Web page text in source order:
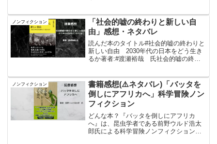
最強の除霊師となる 1posted with ...
ノンフィクション
「社会的嘘の終わりと新しい自
由」感想・ネタバレ
読んだ本のタイトル#社会的嘘の終わりと
新しい自由 2030年代の日本をどう生き
るか著者:#渡瀬裕哉 氏社会的嘘の終わ
ばる舎 2023年04月21日頃...
ノンフィクション
書籍感想(⚠️ネタバレ)「バッタを
倒しにアフリカへ」科学冒険ノン
フィクション
どんな本？『バッタを倒しにアフリカ
へ』は、昆虫学者である前野ウルド浩太
郎氏による科学冒険ノンフィクション。